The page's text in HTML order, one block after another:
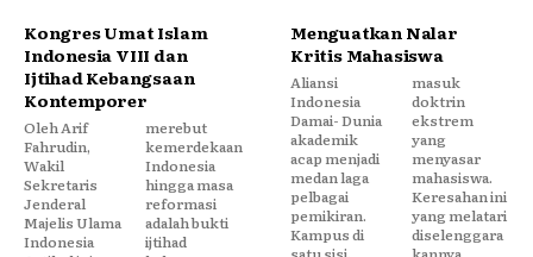
Kongres Umat Islam
Indonesia VIII dan
Ijtihad Kebangsaan
Kontemporer
Oleh Arif
Fahrudin,
Wakil
Sekretaris
Jenderal
Majelis Ulama
Indonesia
merebut
kemerdekaan
Indonesia
hingga masa
reformasi
adalah bukti
ijtihad
Menguatkan Nalar
Kritis Mahasiswa
Aliansi
Indonesia
Damai- Dunia
akademik
acap menjadi
medan laga
pelbagai
pemikiran.
Kampus di
masuk
doktrin
ekstrem
yang
menyasar
mahasiswa.
Keresahan ini
yang melatari
diselenggara